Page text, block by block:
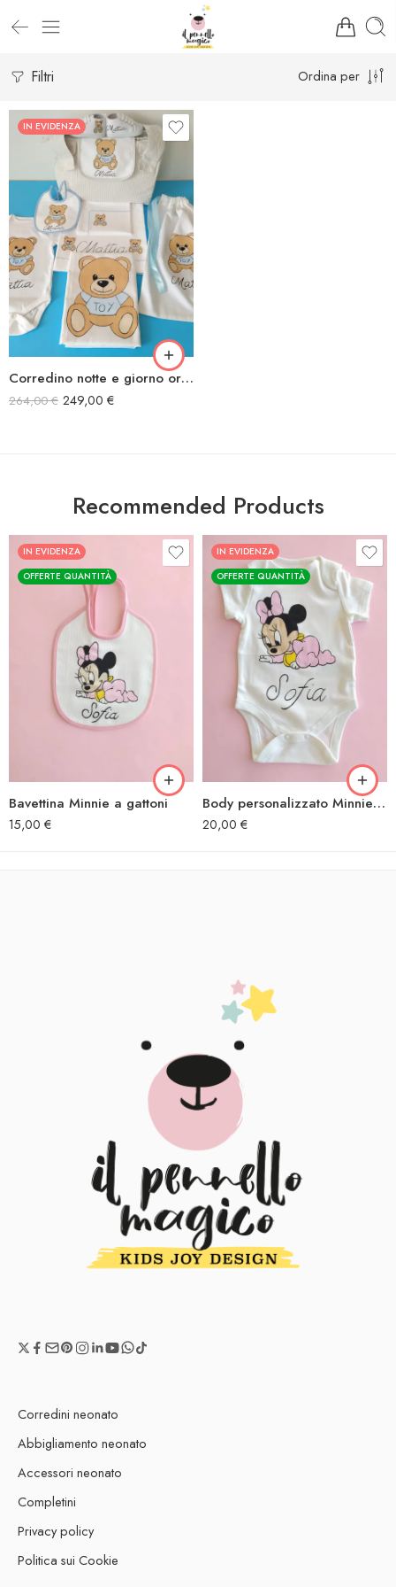
Filtri Ordina per
IN EVIDENZA
Corredino notte e giorno orsacchiotto toy
264,00€ 249,00 €
Recommended Products
IN EVIDENZA
OFFERTE QUANTITÀ
Bavettina Minnie a gattoni
15,00 €
IN EVIDENZA
OFFERTE QUANTITÀ
Body personalizzato Minnie a gattoni
20,00 €
Corredini neonato
Abbigliamento neonato
Accessori neonato
Completini
Privacy policy
Politica sui Cookie